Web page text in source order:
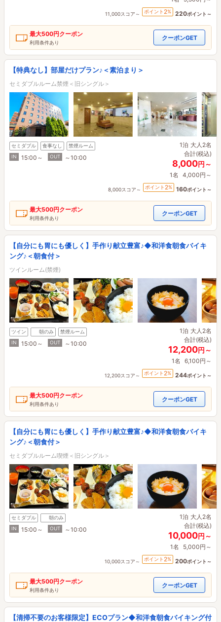
11,000スコア～ ポイント 2% 220ポイント～
最大500円クーポン
利用条件あり
クーポンGET
【特典なし】部屋だけプラン♪＜素泊まり＞
セミダブルルーム禁煙＜旧シングル＞
セミダブル 食事なし
禁煙ルーム
IN
15:00～ OUT ～10:00
1泊 大人2名
合計(税込)
8,000円～
1名 4,000円～
8,000スコア～ ポイント 2% 160ポイント～
最大500円クーポン
利用条件あり
クーポンGET
【自分にも胃にも優しく】手作り献立豊富♪◆和洋食朝食バイキ
ング♪＜朝食付＞
ツインルーム(禁煙)
ツイン 朝のみ
禁煙ルーム
IN
15:00～ OUT ～10:00
1泊 大人2名
合計(税込)
12,200円～
1名 6,100円～
12,200スコア～ ポイント 2% 244ポイント～
最大500円クーポン
利用条件あり
クーポンGET
【自分にも胃にも優しく】手作り献立豊富♪◆和洋食朝食バイキ
ング♪＜朝食付＞
セミダブルルーム喫煙＜旧シングル＞
セミダブル
朝のみ
IN
15:00～ OUT ～10:00
1泊 大人2名
合計(税込)
10,000円～
1名 5,000円～
10,000スコア～ ポイント 2% 200ポイント～
最大500円クーポン
利用条件あり
クーポンGET
【清掃不要のお客様限定】ECOプラン◆和洋食朝食バイキング付